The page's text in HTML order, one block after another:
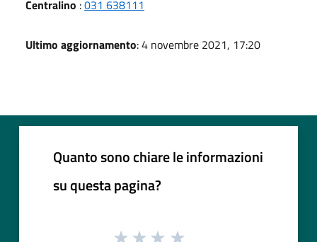
Centralino :031 638111
Ultimo aggiornamento: 4 novembre 2021, 17:20
Quanto sono chiare le informazioni
su questa pagina?